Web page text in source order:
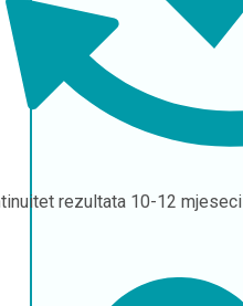
rezultata 10-12 mjeseci